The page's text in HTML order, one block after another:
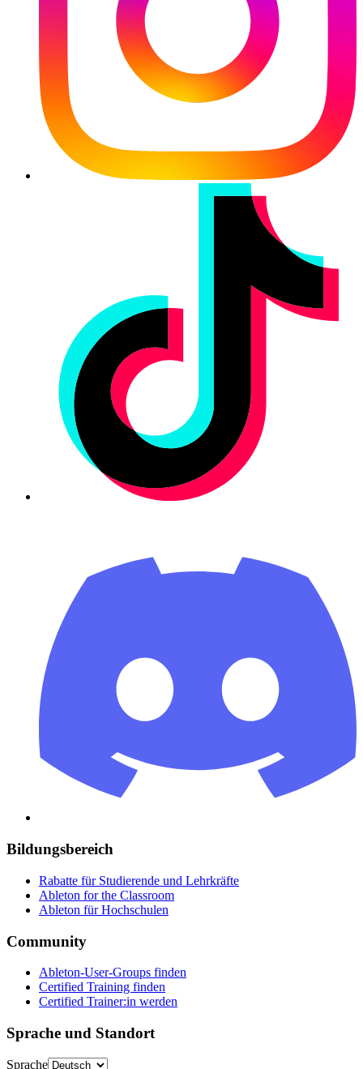
Bildungsbereich
Rabatte für Studierende und Lehrkräfte
Ableton for the Classroom
Ableton für Hochschulen
Community
Ableton-User-Groups finden
Certified Training finden
Certified Trainer:in werden
Sprache und Standort
Sprache